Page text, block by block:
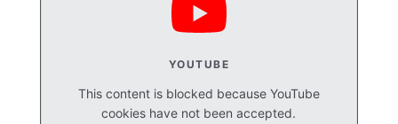
YOUTUBE
This content is blocked because YouTube
cookies have not been accepted.